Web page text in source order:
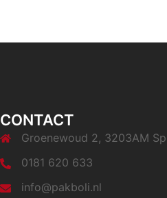
CONTACT
Groenewoud 2, 3203AM
0181 620 633
info@pakboli.nl